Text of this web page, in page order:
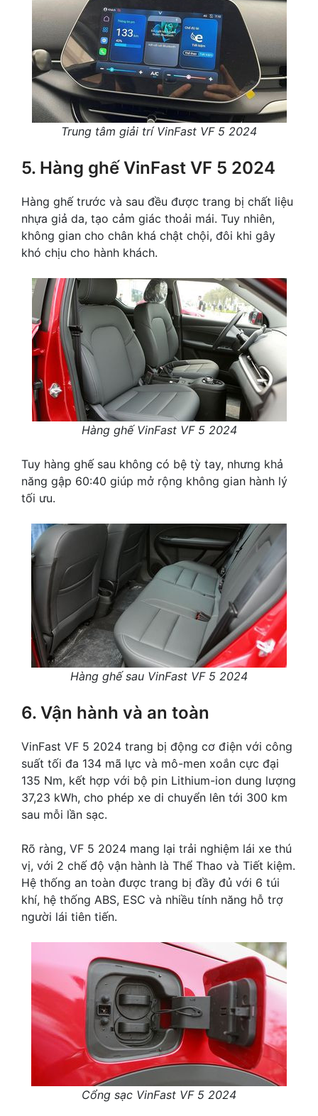
Trung tâm giải trí VinFast VF 5 2024
5. Hàng ghế VinFast VF 5 2024
Hàng ghế trước và sau đều được trang bị chất liệu
nhựa giả da, tạo cảm giác thoải mái. Tuy nhiên,
không gian cho chân khá chật chội, đôi khi gây
khó chịu cho hành khách.
Hàng ghế VinFast VF 5 2024
Tuy hàng ghế sau không có bệ tỳ tay, nhưng khả
năng gập 60:40 giúp mở rộng không gian hành lý
tối ưu.
Hàng ghế sau VinFast VF 5 2024
6. Vận hành và an toàn
VinFast VF 5 2024 trang bị động cơ điện với công
suất tối đa 134 mã lực và mô-men xoắn cực đại
135 Nm, kết hợp với bộ pin Lithium-ion dung lượng
37,23 kWh, cho phép xe di chuyển lên tới 300 km
sau mỗi lần sạc.
Rõ ràng, VF 5 2024 mang lại trải nghiệm lái xe thú
vị, với 2 chế độ vận hành là Thể Thao và Tiết kiệm.
Hệ thống an toàn được trang bị đầy đủ với 6 túi
khí, hệ thống ABS, ESC và nhiều tính năng hỗ trợ
người lái tiên tiến.
Cổng sạc VinFast VF 5 2024